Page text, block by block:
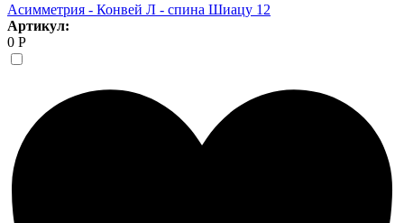
Асимметрия - Конвей Л - спина Шиацу 12
Артикул:
0 Р